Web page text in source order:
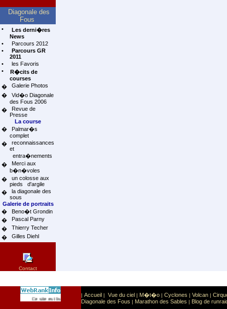
Diagonale des
Fous
•
Les derni�res
News
•
Parcours 2012
•
Parcours GR
2011
•
les Favoris
•
R�cits de
courses
�
Galerie Photos
�
Vid�o Diagonale
des Fous 2006
�
Revue de
Presse
La course
�
Palmar�s
complet
�
reconnaissances
et
entra�nements
�
Merci aux
b�n�voles
�
un colosse aux
pieds d'argile
�
la diagonale des
sous
Galerie de portraits
�
Beno�t Grondin
�
Pascal Parny
�
Thierry Techer
�
Gilles Diehl
Contact
Ce site est list� dans la cat�gorie Sport: Sports extr�mes
| Accueil | Vue du ciel | M�t�o | Cyclones | Volcan |
Diagonale des Fous | Marathon des Sables | Blog de